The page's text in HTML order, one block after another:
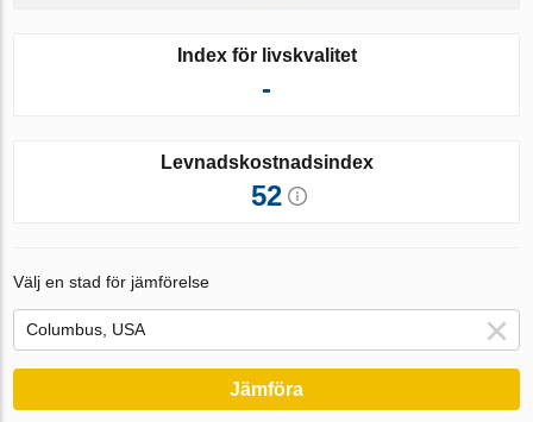
Index för livskvalitet
-
Levnadskostnadsindex
52
Välj en stad för jämförelse
Jämföra